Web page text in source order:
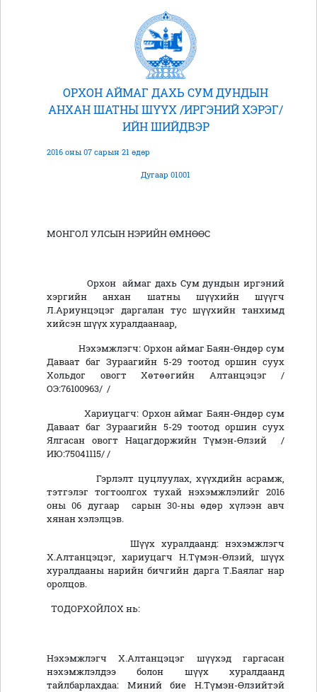
ОРХОН АЙМАГ ДАХЬ СУМ ДУНДЫН
АНХАН ШАТНЫ ШҮҮХ /ИРГЭНИЙ ХЭРЭГ/
ИЙН ШИЙДВЭР
2016 оны 07 сарын 21 өдөр
Дугаар 01001
МОНГОЛ УЛСЫН НЭРИЙН ӨМНӨӨС
Орхон аймаг дахь Сум дундын иргэний
хэргийн анхан шатны шүүхийн шүүгч
Л.Ариунцэцэг даргалан тус шүүхийн танхимд
хийсэн шүүх хуралдаанаар,
Нэхэмжлэгч: Орхон аймаг Баян-Өндөр сум
Даваат баг Зураагийн 5-29 тоотод оршин суух
Хольдог овогт Хөтөөгийн Алтанцэцэг /
ОЭ:76100963/ /
Хариуцагч: Орхон аймаг Баян-Өндөр сум
Даваат баг Зураагийн 5-29 тоотод оршин суух
Ялгасан овогт Нацагдоржийн Түмэн-Өлзий /
ИЮ:75041115/ /
Гэрлэлт цуцлуулах, хүүхдийн асрамж,
тэтгэлэг тогтоолгох тухай нэхэмжлэлийг 2016
оны 06 дугаар сарын 30-ны өдөр хүлээн авч
хянан хэлэлцэв.
Шүүх хуралдаанд: нэхэмжлэгч
Х.Алтанцэцэг, хариуцагч Н.Түмэн-Өлзий, шүүх
хуралдааны нарийн бичгийн дарга Т.Баялаг нар
оролцов.
ТОДОРХОЙЛОХ нь:
Нэхэмжлэгч Х.Алтанцэцэг шүүхэд гаргасан
нэхэмжлэлдээ болон шүүх хуралдаанд
тайлбарлахдаа: Миний бие Н.Түмэн-Өлзийтэй